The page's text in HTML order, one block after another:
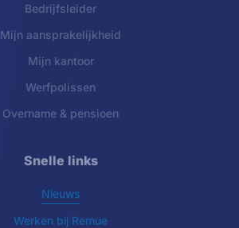
Bedrijfsleider
Mijn aansprakelijkheid
Mijn kantoor
Werfpolissen
Overname & pensioen
Snelle links
Nieuws
Werken bij Remue